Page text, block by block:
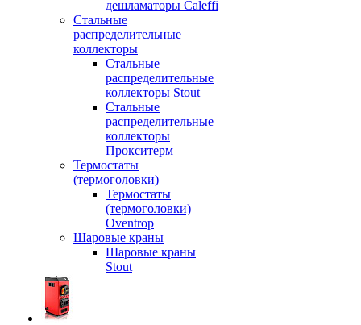
дешламаторы Caleffi
Стальные
распределительные
коллекторы
Стальные
распределительные
коллекторы Stout
Стальные
распределительные
коллекторы
Прокситерм
Термостаты
(термоголовки)
Термостаты
(термоголовки)
Oventrop
Шаровые краны
Шаровые краны
Stout